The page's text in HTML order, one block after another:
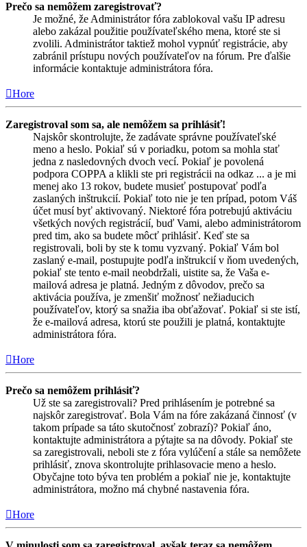
Prečo sa nemôžem zaregistrovať?
Je možné, že Administrátor fóra zablokoval vašu IP adresu
alebo zakázal použitie používateľského mena, ktoré ste si
zvolili. Administrátor taktiež mohol vypnúť registrácie, aby
zabránil prístupu nových používateľov na fórum. Pre ďalšie
informácie kontaktuje administrátora fóra.
Hore
Zaregistroval som sa, ale nemôžem sa prihlásiť!
Najskôr skontrolujte, že zadávate správne používateľské
meno a heslo. Pokiaľ sú v poriadku, potom sa mohla stať
jedna z nasledovných dvoch vecí. Pokiaľ je povolená
podpora COPPA a klikli ste pri registrácii na odkaz ... a je mi
menej ako 13 rokov, budete musieť postupovať podľa
zaslaných inštrukcií. Pokiaľ toto nie je ten prípad, potom Váš
účet musí byť aktivovaný. Niektoré fóra potrebujú aktiváciu
všetkých nových registrácií, buď Vami, alebo administrátorom
pred tim, ako sa budete môcť prihlásiť. Keď ste sa
registrovali, boli by ste k tomu vyzvaný. Pokiaľ Vám bol
zaslaný e-mail, postupujte podľa inštrukcií v ňom uvedených,
pokiaľ ste tento e-mail neobdržali, uistite sa, že Vaša e-
mailová adresa je platná. Jedným z dôvodov, prečo sa
aktivácia používa, je zmenšiť možnosť nežiaducich
používateľov, ktorý sa snažia iba obťažovať. Pokiaľ si ste istí,
že e-mailová adresa, ktorú ste použili je platná, kontaktujte
administrátora fóra.
Hore
Prečo sa nemôžem prihlásiť?
Už ste sa zaregistrovali? Pred prihlásením je potrebné sa
najskôr zaregistrovať. Bola Vám na fóre zakázaná činnosť (v
takom prípade sa táto skutočnosť zobrazí)? Pokiaľ áno,
kontaktujte administrátora a pýtajte sa na dôvody. Pokiaľ ste
sa zaregistrovali, neboli ste z fóra vylúčení a stále sa nemôžete
prihlásiť, znova skontrolujte prihlasovacie meno a heslo.
Obyčajne toto býva ten problém a pokiaľ nie je, kontaktujte
administrátora, možno má chybné nastavenia fóra.
Hore